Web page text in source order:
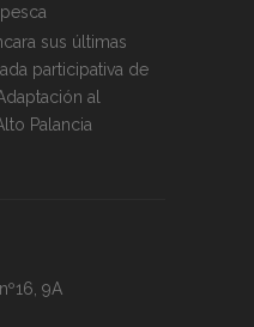
sus últimas
participativa de
al
Palancia
9A